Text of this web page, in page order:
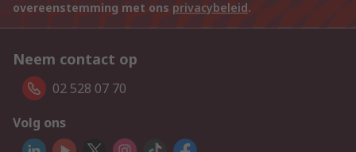
overeenstemming met ons privacybeleid.
Neem contact op
02 528 07 70
Volg ons